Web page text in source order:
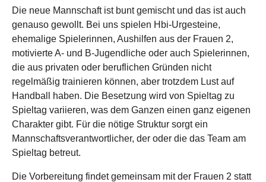
Die neue Mannschaft ist bunt gemischt und das ist auch
genauso gewollt. Bei uns spielen Hbi-Urgesteine,
ehemalige Spielerinnen, Aushilfen aus der Frauen 2,
motivierte A- und B-Jugendliche oder auch Spielerinnen,
die aus privaten oder beruflichen Gründen nicht
regelmäßig trainieren können, aber trotzdem Lust auf
Handball haben. Die Besetzung wird von Spieltag zu
Spieltag variieren, was dem Ganzen einen ganz eigenen
Charakter gibt. Für die nötige Struktur sorgt ein
Mannschaftsverantwortlicher, der oder die das Team am
Spieltag betreut.
Die Vorbereitung findet gemeinsam mit der Frauen 2 statt